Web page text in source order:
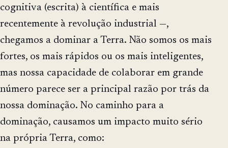
cognitiva (escrita) à científica e mais
recentemente à revolução industrial —,
chegamos a dominar a Terra. Não somos os mais
fortes, os mais rápidos ou os mais inteligentes,
mas nossa capacidade de colaborar em grande
número parece ser a principal razão por trás da
nossa dominação. No caminho para a
dominação, causamos um impacto muito sério
na própria Terra, como: